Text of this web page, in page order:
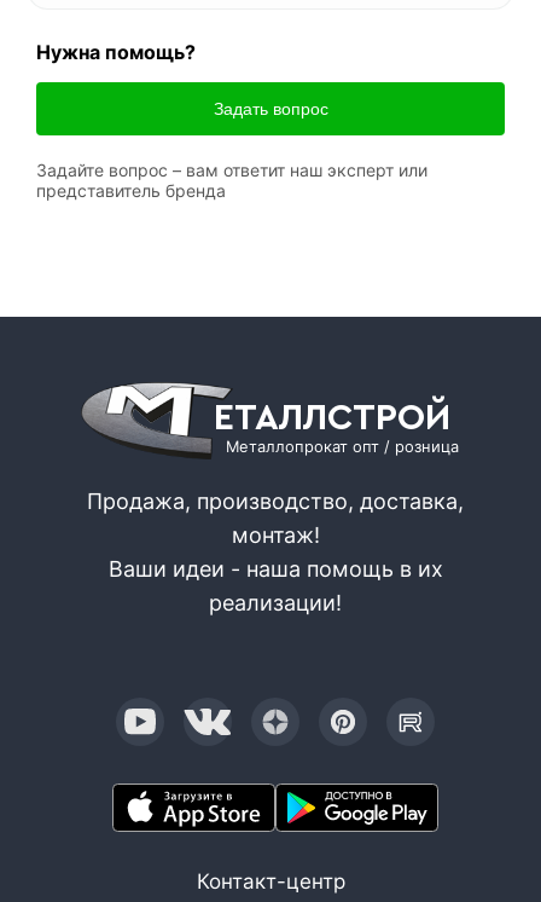
Нужна помощь?
Задать вопрос
Задайте вопрос – вам ответит наш эксперт или
представитель бренда
ЕТАЛЛСТРОЙ
Металлопрокат опт / розница
Продажа, производство, доставка,
монтаж!
Ваши идеи - наша помощь в их
реализации!
Контакт-центр